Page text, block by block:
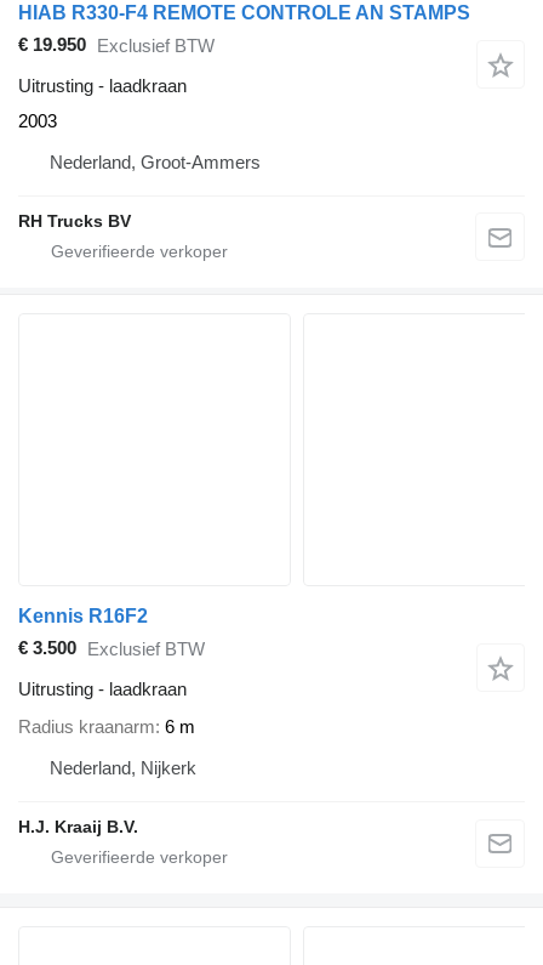
HIAB R330-F4 REMOTE CONTROLE AN STAMPS
€ 19.950 Exclusief BTW
Uitrusting - laadkraan
2003
Nederland, Groot-Ammers
RH Trucks BV
Kennis R16F2
€ 3.500 Exclusief BTW
Uitrusting - laadkraan
Radius kraanarm 6 m
Nederland, Nijkerk
H.J. Kraaij B.V.